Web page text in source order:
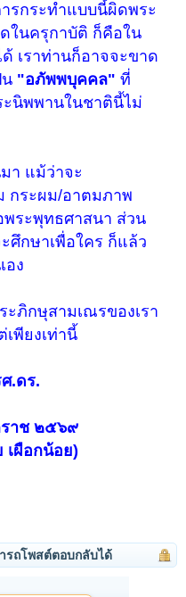
รกระทำแบบนี้ผิดพระ
ในครุกาบัติ ก็คือใน
เราท่านก็อาจจะขาด
น "อภัพพบุคคล" ที่
ะนิพพานในชาตินี้ไม่
า แม้ว่าจะ
กระผม/อาตมภาพ
พระพุทธศาสนา ส่วน
ศึกษาเพื่อใคร ก็แล้ว
อง
ะภิกษุสามเณรของเรา
พียงเท่านี้
.ดร.
าช ๒๕๖๙
เผือกน้อย)
รถโพสต์ตอบกลับได้